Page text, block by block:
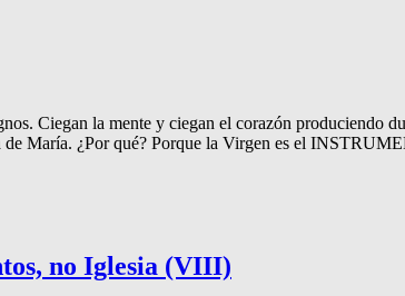
Ciegan la mente y ciegan el corazón produciendo
de María. ¿Por qué? Porque la Virgen es el
no Iglesia (VIII)